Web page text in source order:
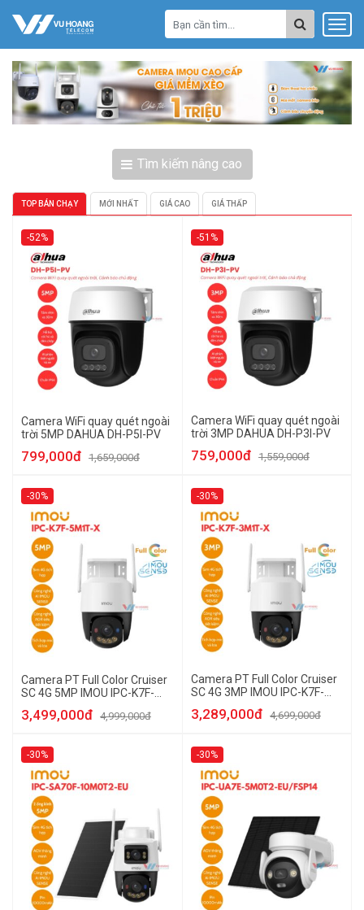
Tìm kiếm nâng cao
TOP BÁN CHẠY MỚI NHẤT GIÁ CAO GIÁ THẤP
-52%
Camera WiFi quay quét ngoài
trời 5MP DAHUA DH-P5I-PV
799,000đ 1,659,000đ
-51%
Camera WiFi quay quét ngoài
trời 3MP DAHUA DH-P3I-PV
759,000đ 1,559,000đ
-30%
Camera PT Full Color Cruiser
SC 4G 5MP IMOU IPC-K7F-
3,499,000đ 4,999,000đ
-30%
Camera PT Full Color Cruiser
SC 4G 3MP IMOU IPC-K7F-
3,289,000đ 4,699,000đ
-30% -30%